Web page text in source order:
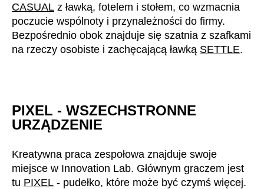
Maroko(MA)
Mauretania(MR)
Niemcy (DE)
Oman (OM)
Polska(PL)
Republika Czeska(CZ)
Republika Południowej Afryki(ZA)
CASUAL z ławką, fotelem i stołem, co wzmacnia
poczucie wspólnoty i przynależności do firmy.
Bezpośrednio obok znajduje się szatnia z szafkami
na rzeczy osobiste i zachęcającą ławką SETTLE.
Kreatywna praca zespołowa znajduje swoje
miejsce w Innovation Lab. Głównym graczem jest
tu PIXEL - pudełko, które może być czymś więcej.
PIXEL - WSZECHSTRONNE
URZĄDZENIE